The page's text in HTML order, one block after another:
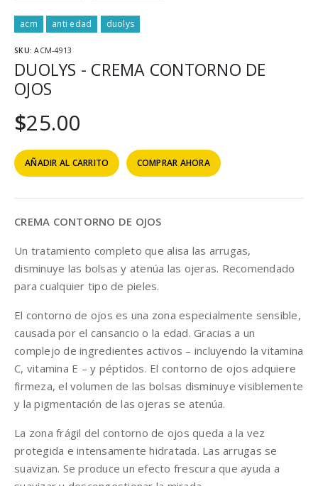
acm anti edad duolys
SKU:ACM-4913
DUOLYS - CREMA CONTORNO DE
OJOS
$25.00
AÑADIR AL CARRITO COMPRAR AHORA
CREMA CONTORNO DE OJOS
Un tratamiento completo que alisa las arrugas,
disminuye las bolsas y atenúa las ojeras. Recomendado
para cualquier tipo de pieles.
El contorno de ojos es una zona especialmente sensible,
causada por el cansancio o la edad. Gracias a un
complejo de ingredientes activos – incluyendo la vitamina
C, vitamina E – y péptidos. El contorno de ojos adquiere
firmeza, el volumen de las bolsas disminuye visiblemente
y la pigmentación de las ojeras se atenúa.
La zona frágil del contorno de ojos queda a la vez
protegida e intensamente hidratada. Las arrugas se
suavizan. Se produce un efecto frescura que ayuda a